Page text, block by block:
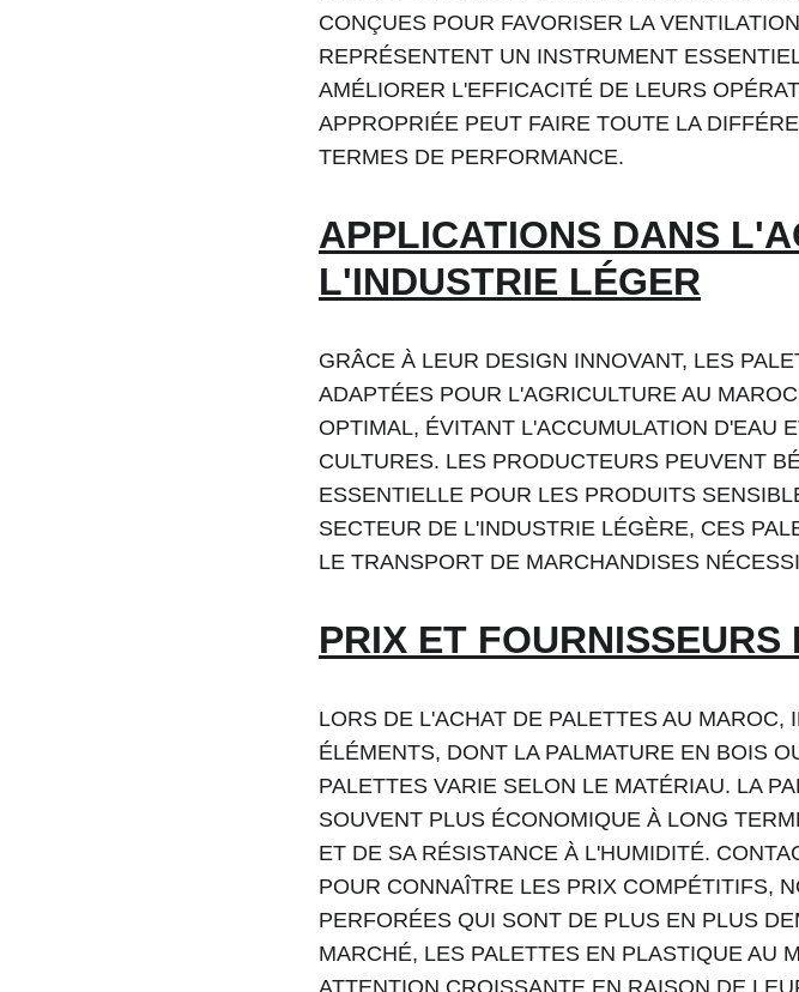
CONÇUES POUR FAVORISER LA
REPRÉSENTENT UN INSTRUMENT
AMÉLIORER L'EFFICACITÉ DE LEURS
APPROPRIÉE PEUT FAIRE TOUTE LA
TERMES DE PERFORMANCE.
APPLICATIONS DANS
L'INDUSTRIE LÉGER
GRÂCE À LEUR DESIGN INNOVANT, LES
ADAPTÉES POUR L'AGRICULTURE AU
OPTIMAL, ÉVITANT L'ACCUMULATION D'EAU
CULTURES. LES PRODUCTEURS PEUVENT
ESSENTIELLE POUR LES PRODUITS
SECTEUR DE L'INDUSTRIE LÉGÈRE, CES
LE TRANSPORT DE MARCHANDISES
PRIX ET
LORS DE L'ACHAT DE PALETTES AU
ÉLÉMENTS, DONT LA PALMATURE EN BOIS
PALETTES VARIE SELON LE MATÉRIAU. LA
SOUVENT PLUS ÉCONOMIQUE À LONG
ET DE SA RÉSISTANCE À L'HUMIDITÉ.
POUR CONNAÎTRE LES PRIX COMPÉTITIFS,
PERFORÉES QUI SONT DE PLUS EN PLUS
MARCHÉ, LES PALETTES EN PLASTIQUE AU
ATTENTION CROISSANTE EN RAISON DE